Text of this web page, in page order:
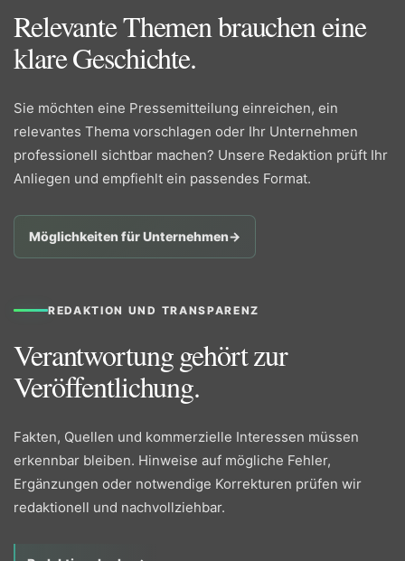
Relevante Themen brauchen eine
klare Geschichte.
Sie möchten eine Pressemitteilung einreichen, ein
relevantes Thema vorschlagen oder Ihr Unternehmen
professionell sichtbar machen? Unsere Redaktion prüft Ihr
Anliegen und empfiehlt ein passendes Format.
Möglichkeiten für Unternehmen→
REDAKTION UND TRANSPARENZ
Verantwortung gehört zur
Veröffentlichung.
Fakten, Quellen und kommerzielle Interessen müssen
erkennbar bleiben. Hinweise auf mögliche Fehler,
Ergänzungen oder notwendige Korrekturen prüfen wir
redaktionell und nachvollziehbar.